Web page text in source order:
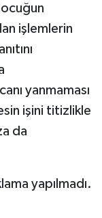
işlemlerin
yanmaması
işini titizlikle
da
yapılmadı.